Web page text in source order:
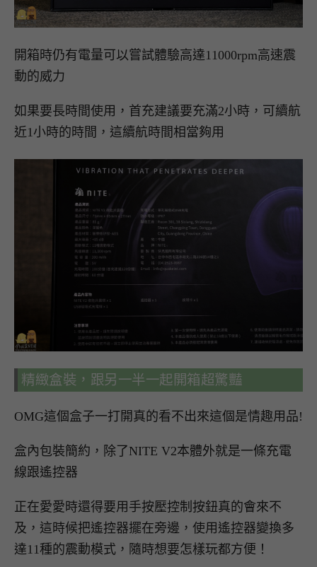
開箱時仍有電量可以嘗試體驗高達11000rpm高速震
動的威力
如果要長時間使用，首充建議要充滿2小時，可續航
近1小時的時間，這續航時間相當夠用
精緻盒裝，跟另一半一起開箱超驚豔
OMG這個盒子一打開真的看不出來這個是情趣用品!
盒內包裝簡約，除了NITE V2本體外就是一條充電
線跟遙控器
正在愛愛時還得要用手按壓控制按鈕真的會來不
及，這時候把遙控器擺在旁邊，使用遙控器變換多
達11種的震動模式，隨時想要怎樣玩都方便！